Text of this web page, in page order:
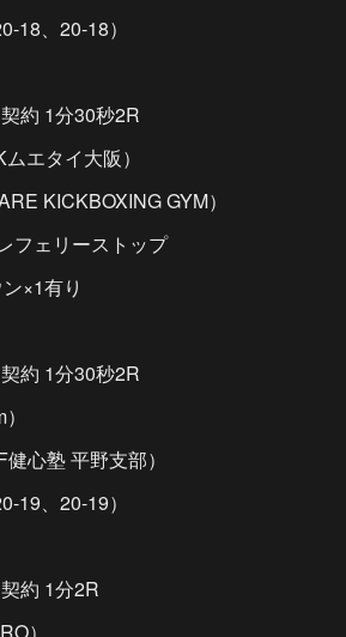
18、20-18）
約 1分30秒2R
エタイ大阪）
KICKBOXING GYM）
ェリーストップ
×1有り
約 1分30秒2R
心塾 平野支部）
19、20-19）
約 1分2R